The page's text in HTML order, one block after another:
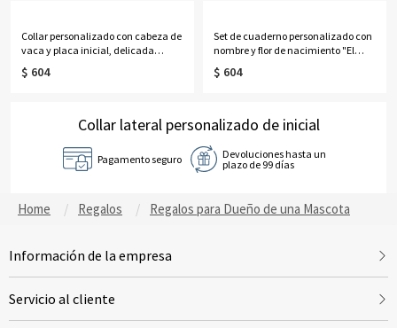
Collar personalizado con cabeza de
vaca y placa inicial, delicada
joyería occidental de inspiración
navajo, regalo de
$ 604
Set de cuaderno personalizado con
nombre y flor de nacimiento "El
Nuevo Capítulo", cuaderno A5 de
piel sintética y bolígrafo, regalo de
lectura/mujeres.
$ 604
Collar lateral personalizado de inicial
Pagamento seguro
Devoluciones hasta un
plazo de 99 días
Home Regalos Regalos para Dueño de una Mascota
Información de la empresa
Servicio al cliente